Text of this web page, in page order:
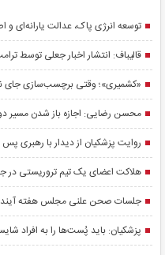
توسعه انرژی پاک، عدالت یارانه‌ای
قالیباف: انتشار اخبار جعلی توسط
«کشمیری»؛ وقتی برچسب‌سازی جای
محسن رضایی: اجازه باز شدن مسیر
روایت پزشکیان از دیدار با رهبری
هلاکت اعضای یک تیم تروریستی در
جلسات صحن علنی مجلس هفته آینده
پزشکیان: باید پُست‌ها را به افراد